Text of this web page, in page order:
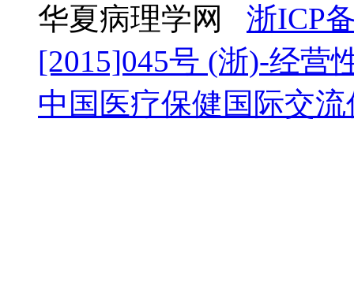
华夏病理学网 浙ICP
[2015]045号 (浙)-经营
中国医疗保健国际交